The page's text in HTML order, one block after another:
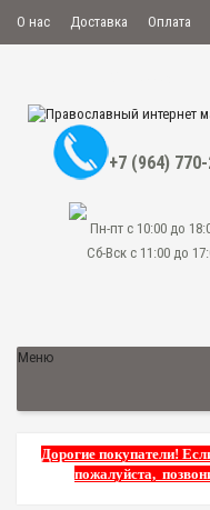
О нас Доставка Оплата
+7 (964)
Пн-пт с 10:00 до
Сб-Вск с 11:00 до
Меню
Дорогие покупатели!
пожалуйста,